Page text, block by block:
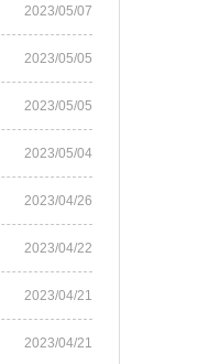
2023/05/07
2023/05/05
2023/05/05
2023/05/04
2023/04/26
2023/04/22
2023/04/21
2023/04/21